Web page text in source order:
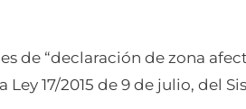
de “declaración de zona
17/2015 de 9 de julio, del